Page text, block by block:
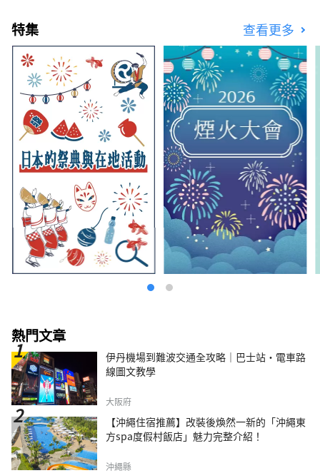
特集 查看更多
熱門文章
伊丹機場到難波交通全攻略｜巴士站・電車路
線圖文教學
大阪府
【沖繩住宿推薦】改裝後煥然一新的「沖繩東
方spa度假村飯店」魅力完整介紹！
沖繩縣